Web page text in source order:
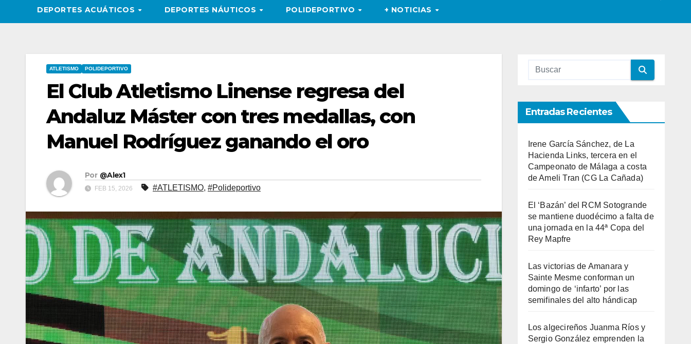
DEPORTES ACUÁTICOS DEPORTES NÁUTICOS POLIDEPORTIVO + NOTICIAS
ATLETISMO POLIDEPORTIVO
El Club Atletismo Linense regresa del
Andaluz Máster con tres medallas, con
Manuel Rodríguez ganando el oro
Por @Alex1
FEB 15, 2026 #ATLETISMO, #Polideportivo
Entradas Recientes
Irene García Sánchez, de La
Hacienda Links, tercera en el
Campeonato de Málaga a costa
de Ameli Tran (CG La Cañada)
El ‘Bazán’ del RCM Sotogrande
se mantiene duodécimo a falta de
una jornada en la 44ª Copa del
Rey Mapfre
Las victorias de Amanara y
Sainte Mesme conforman un
domingo de ‘infarto’ por las
semifinales del alto hándicap
Los algecireños Juanma Ríos y
Sergio González emprenden la